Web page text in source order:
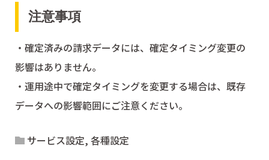
注意事項
・確定済みの請求データには、確定タイミング変更の
影響はありません。
・運用途中で確定タイミングを変更する場合は、既存
データへの影響範囲にご注意ください。
サービス設定, 各種設定